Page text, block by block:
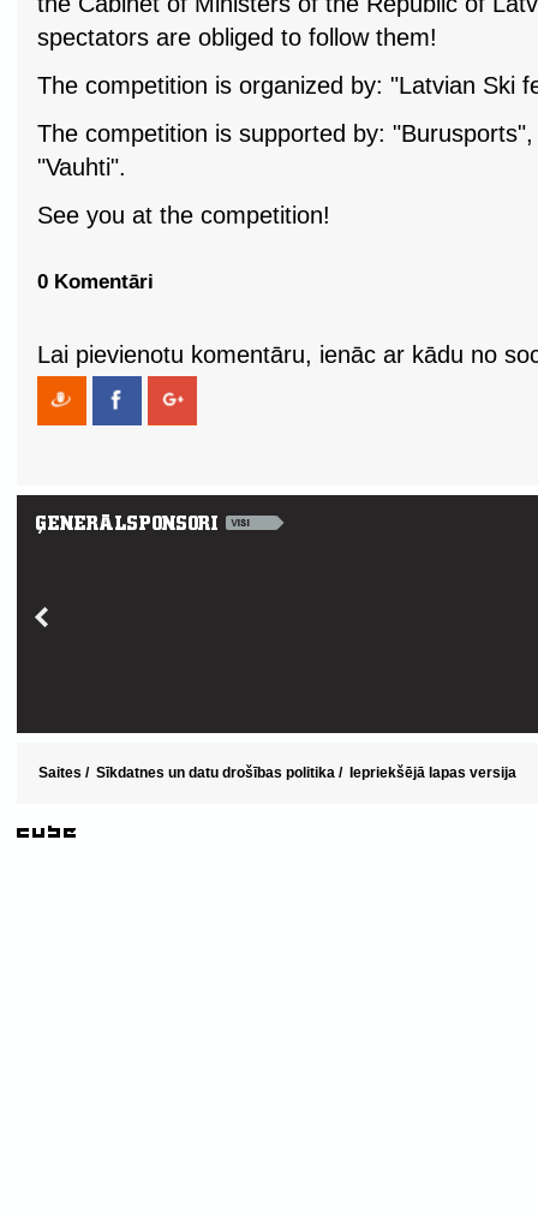
spectators are obliged to follow them!
The competition is organized by: "Latvian Ski
The competition is supported by:
"Vauhti".
See you at the competition!
0 Komentāri
Lai pievienotu komentāru, ienāc ar kādu no
Saites / Sīkdatnes un datu drošības politika / Iepriekšējā lapas versija